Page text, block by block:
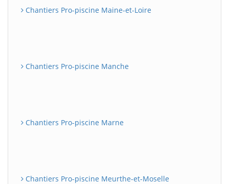
Chantiers Pro-piscine Maine-et-Loire
Chantiers Pro-piscine Manche
Chantiers Pro-piscine Marne
Chantiers Pro-piscine Meurthe-et-Moselle